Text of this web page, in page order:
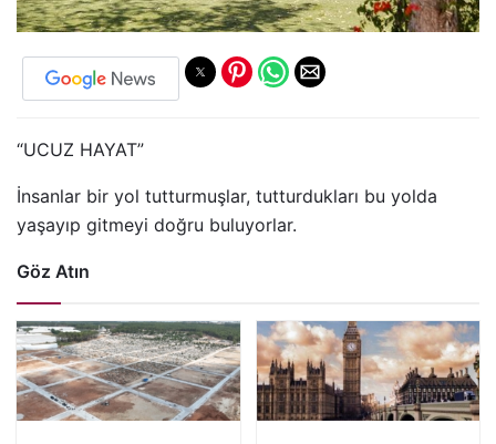
“UCUZ HAYAT”
İnsanlar bir yol tutturmuşlar, tutturdukları bu yolda
yaşayıp gitmeyi doğru buluyorlar.
Göz Atın